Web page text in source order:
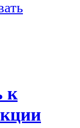
к